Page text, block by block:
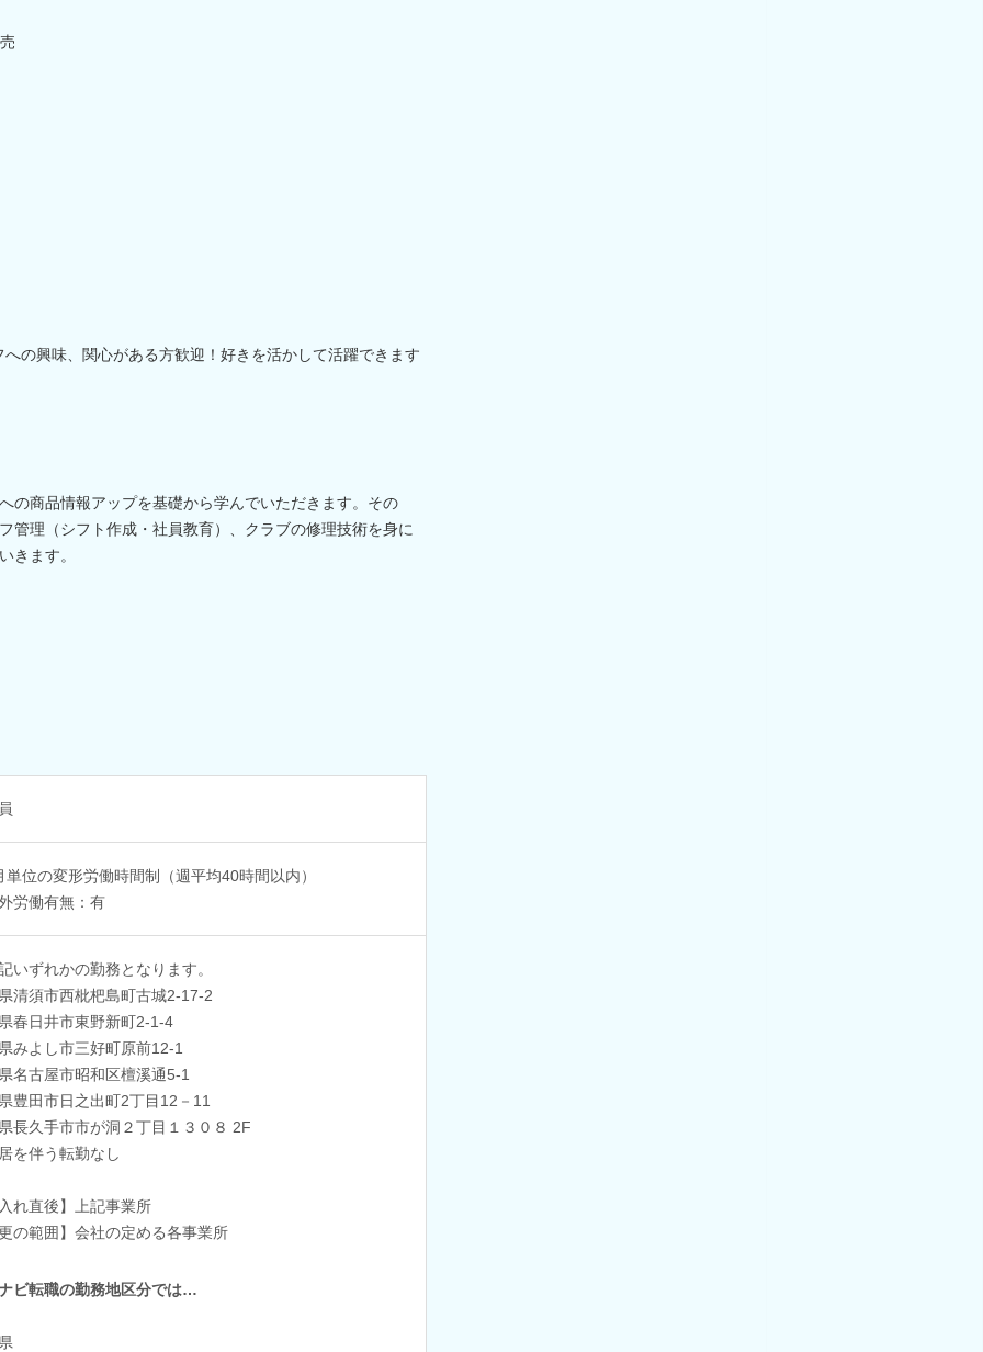
の興味、関心がある方歓迎！好きを活かして活躍できます
の商品情報アップを基礎から学んでいただきます。その
管理（シフト作成・社員教育）、クラブの修理技術を身に
きます。
単位の変形労働時間制（週平均40時間以内）
労働有無：有
いずれかの勤務となります。
清須市西枇杷島町古城2-17-2
春日井市東野新町2-1-4
みよし市三好町原前12-1
名古屋市昭和区檀溪通5-1
豊田市日之出町2丁目12－11
長久手市市が洞２丁目１３０８ 2F
を伴う転勤なし
れ直後】上記事業所
の範囲】会社の定める各事業所
ビ転職の勤務地区分では…